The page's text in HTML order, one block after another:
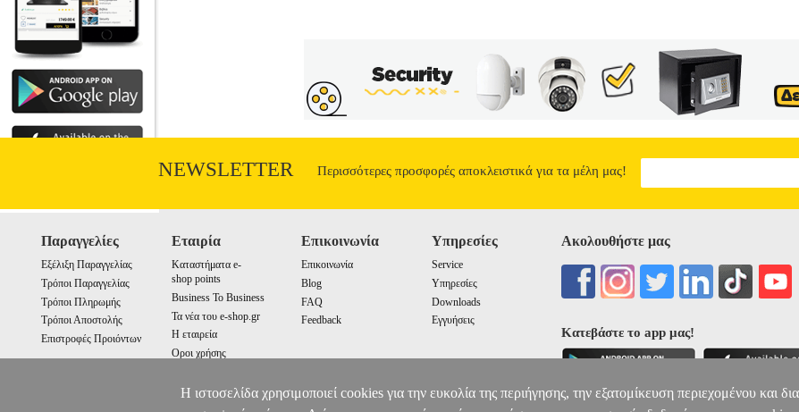
σχέσεις καπιταλισμού και δημοκρατίας και επισημαίνονται οι μείζονες στρατηγικές δυσκολίες που
αναφέρονται, μεταξύ άλλων, στην Οκτωβριανή Επανάσταση, στην Ανοιξη της Πράγας, στον Πρίμο Λέβι και στη
βέβαια ότι στις μέρες μας η κατανόηση και η ερμηνεία του κόσμου περνούν όλο και λιγότερο μέσα από
περισσότερο μέσα από τα φίλτρα της τηλεόρασης, του διαδικτύου και των μέσων κοινωνικής δικτύωσης.
σύμπαν, γινόμαστε συχνά τα θύματα μιντιακών αφηγήσεων που υπεραπλουστεύουν ή και διαστρεβλώνουν
κυριαρχήσει και στο πεδίο της πολιτικής, εκτοπίζοντας τα ουσιαστικά πολιτικά περιεχόμενα, την κριτική
αυταπάτη να νομίζει κανείς ότι ο έντυπος λόγος, οι ιδέες που κυκλοφορούν μέσα από τα βιβλία ή και τις
ανάλογη επιρροή στη δημόσια σφαίρα. Παρ όλα αυτά, μπορούν ακόμα να μας βοηθούν να ανακτήσουμε την
κριτικά τα γεγονότα, να συνειδητοποιούμε την πολυπλοκότητα των πραγμάτων, να αποκτούμε κυρίως
14.34
NEWSLETTER Περισσότερες προσφορές αποκλειστικά για τα μέλη μας!
Παραγγελίες
Εξέλιξη Παραγγελίας
Τρόποι Παραγγελίας
Τρόποι Πληρωμής
Τρόποι Αποστολής
Επιστροφές Προιόντων
Εταιρία
Καταστήματα e-
shop points
Business To Business
Τα νέα του e-shop.gr
Η εταιρεία
Οροι χρήσης
Επικοινωνία
Επικοινωνία
Blog
FAQ
Feedback
Υπηρεσίες
Service
Υπηρεσίες
Downloads
Εγγυήσεις
Ακολουθήστε μας
Κατεβάστε το app μας!
Η ιστοσελίδα χρησιμοποιεί cookies για την ευκολία της περιήγησης, την εξατομίκευση περιεχομένου και